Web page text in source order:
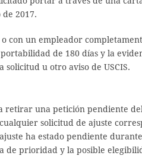
2017.
con un empleador
de 180 días y la
u otro aviso de USCIS.
retirar una petición pendiente
solicitud de ajuste
ha estado pendiente durante
de prioridad y la posible